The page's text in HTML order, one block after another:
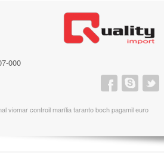
000
viomar controil marília taranto boch pagamil euro